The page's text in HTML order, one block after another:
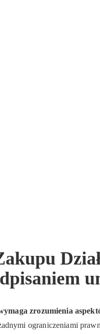
zrozumienia
ograniczeniami